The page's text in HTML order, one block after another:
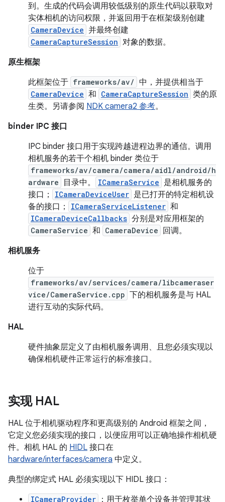
到。生成的代码会调用较低级别的原生代码以获取对
实体相机的访问权限，并返回用于在框架级别创建
CameraDevice 并最终创建
CameraCaptureSession 对象的数据。
原生框架
此框架位于 frameworks/av/ 中，并提供相当于
CameraDevice 和 CameraCaptureSession 类的原
生类。另请参阅 NDK camera2 参考。
binder IPC 接口
IPC binder 接口用于实现跨越进程边界的通信。调用
相机服务的若干个相机 binder 类位于
frameworks/av/camera/camera/aidl/android/h
ardware
目录中。 ICameraService 是相机服务的
接口；
ICameraDeviceUser 是已打开的特定相机设
备的接口；
ICameraServiceListener 和
ICameraDeviceCallbacks 分别是对应用框架的
CameraService 和 CameraDevice
回调。
相机服务
位于
frameworks/av/services/camera/libcameraser
vice/CameraService.cpp 下的相机服务是与 HAL
进行互动的实际代码。
HAL
硬件抽象层定义了由相机服务调用、且您必须实现以
确保相机硬件正常运行的标准接口。
实现 HAL
HAL 位于相机驱动程序和更高级别的 Android 框架之间，
它定义您必须实现的接口，以便应用可以正确地操作相机硬
件。相机 HAL 的 HIDL 接口在
hardware/interfaces/camera 中定义。
典型的绑定式 HAL 必须实现以下 HIDL 接口：
ICameraProvider ：用于枚举单个设备并管理其状